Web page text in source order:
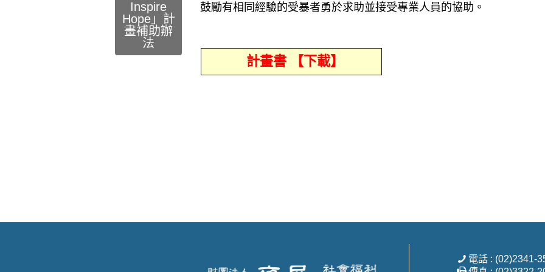
Inspire
Hope」計
畫補助辦
法
鼓勵有相同經驗的受暴者勇於求助並接受專業人員的協助。
計畫書 【下載】
電話 : (02)2341-